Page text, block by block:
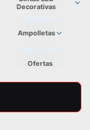
Decorativas
Ampolletas
Ofertas